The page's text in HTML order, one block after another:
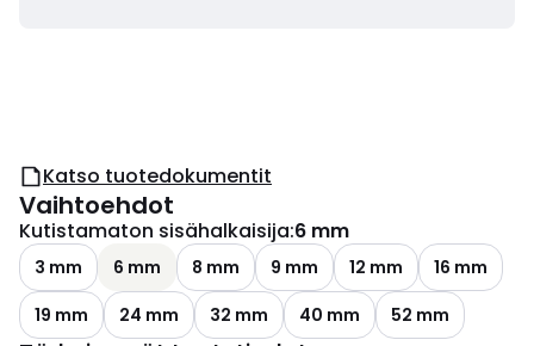
Katso tuotedokumentit
Vaihtoehdot
Kutistamaton sisähalkaisija:6 mm
3 mm 6 mm 8 mm 9 mm 12 mm
16 mm
19 mm
24 mm 32 mm 40 mm 52 mm